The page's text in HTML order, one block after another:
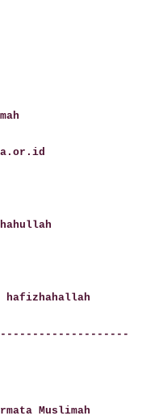
hafizhahallah
Muslimah